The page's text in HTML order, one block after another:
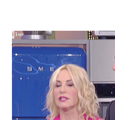
News Musica
News Spettacolo
Benessere